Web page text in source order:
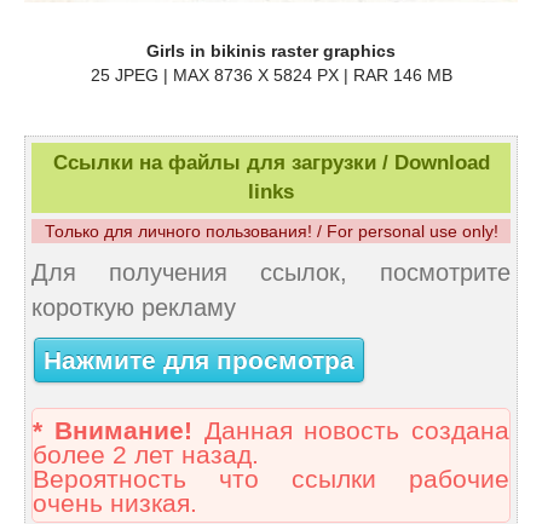
Girls in bikinis raster graphics
25 JPEG | MAX 8736 X 5824 PX | RAR 146 MB
Ссылки на файлы для загрузки / Download
links
Только для личного пользования! / For personal use only!
Для получения ссылок, посмотрите
короткую рекламу
Нажмите для просмотра
* Внимание! Данная новость создана
более 2 лет назад.
Вероятность что ссылки рабочие
очень низкая.